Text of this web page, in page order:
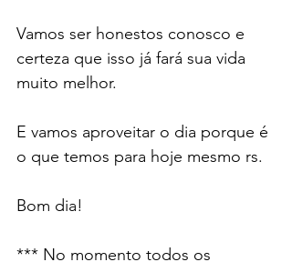
Vamos ser honestos conosco e
certeza que isso já fará sua vida
muito melhor.
E vamos aproveitar o dia porque é
o que temos para hoje mesmo rs.
Bom dia!
*** No momento todos os